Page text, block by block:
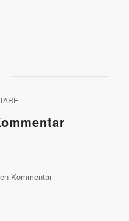
Kommentar